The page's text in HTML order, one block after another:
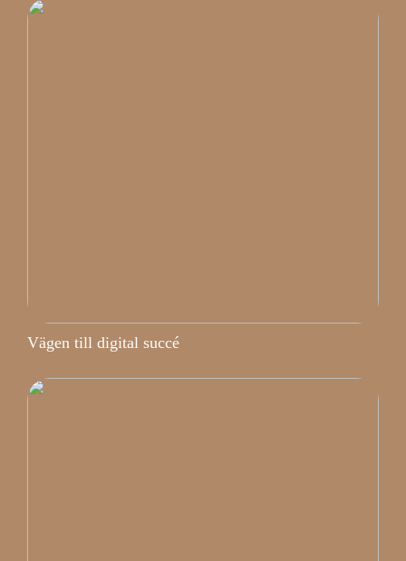
Vägen till digital succé